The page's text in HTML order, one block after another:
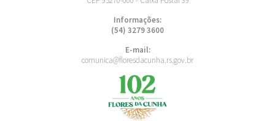
Informações:
(54) 3279 3600
E-mail:
comunica@floresdacunha.rs.gov.br